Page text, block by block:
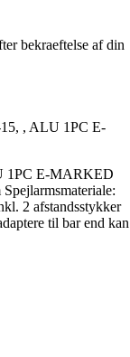
bekraeftelse af din
, ALU 1PC E-
1PC E-MARKED
2 afstandsstykker
til bar end kan